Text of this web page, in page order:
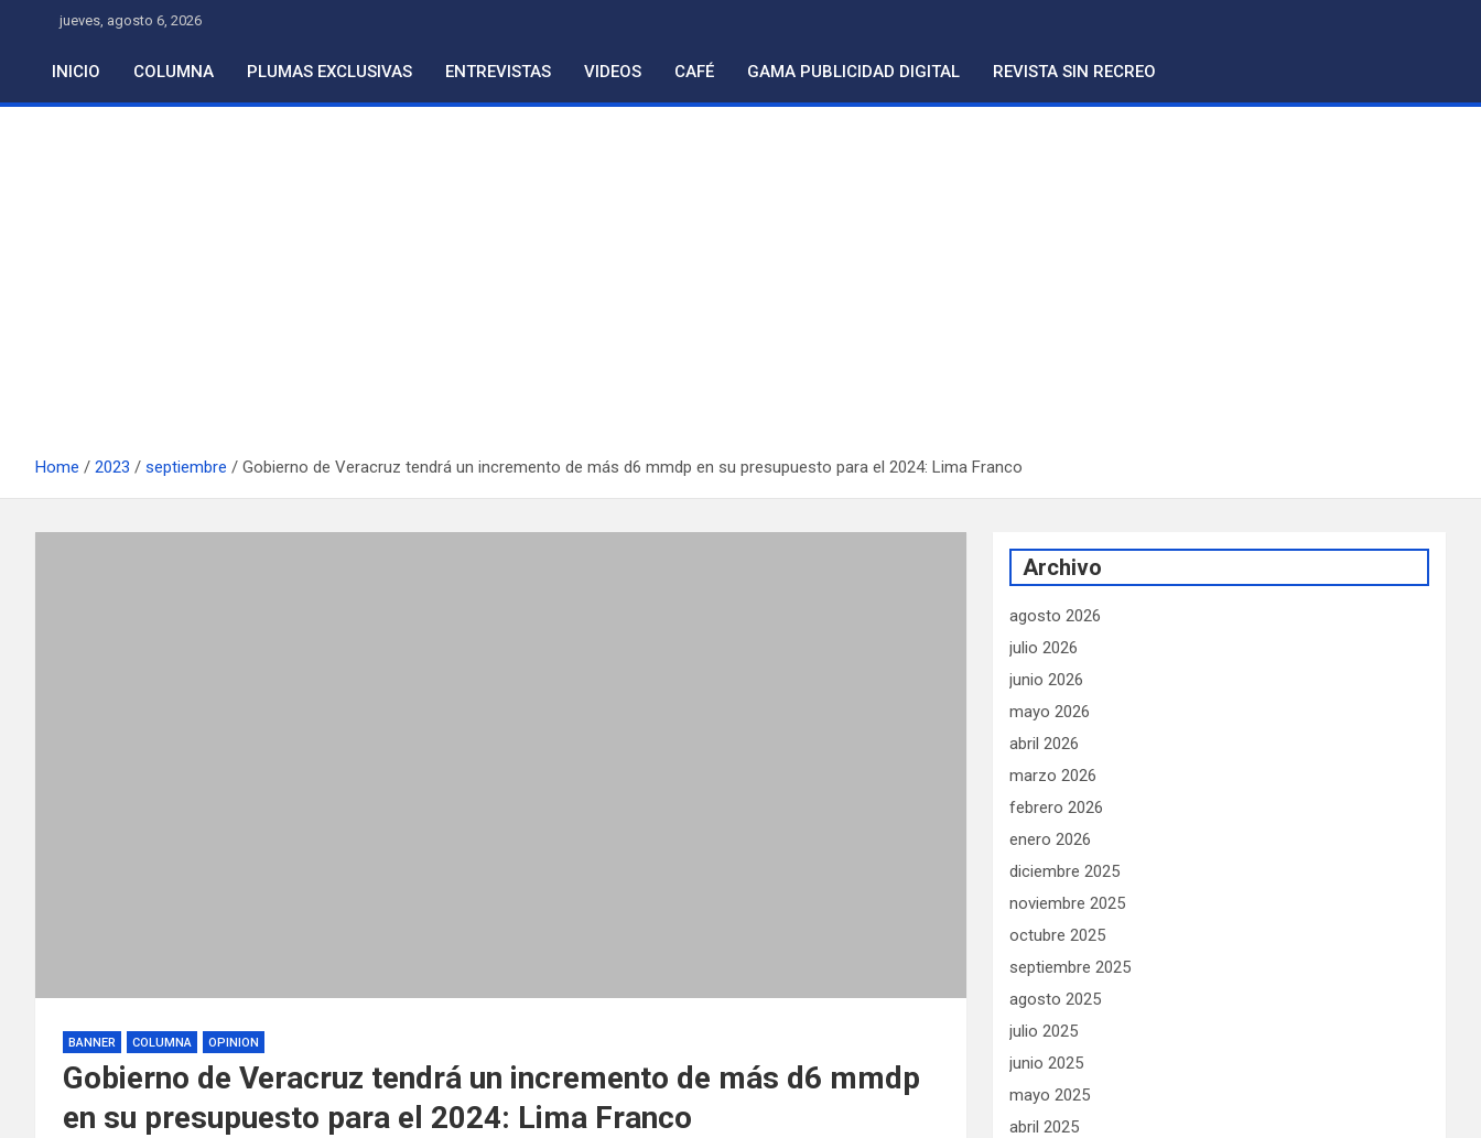
content
jueves, agosto 6, 2026
INICIO COLUMNA PLUMAS EXCLUSIVAS ENTREVISTAS VIDEOS CAFÉ GAMA PUBLICIDAD DIGITAL REVISTA SIN RECREO
Home 2023 septiembre Gobierno de Veracruz tendrá un incremento de más d6 mmdp en su presupuesto para el 2024: Lima Franco
BANNER COLUMNA OPINION
Gobierno de Veracruz tendrá un incremento de más d6 mmdp
en su presupuesto para el 2024: Lima Franco
Archivo
agosto 2026
julio 2026
junio 2026
mayo 2026
abril 2026
marzo 2026
febrero 2026
enero 2026
diciembre 2025
noviembre 2025
octubre 2025
septiembre 2025
agosto 2025
julio 2025
junio 2025
mayo 2025
abril 2025